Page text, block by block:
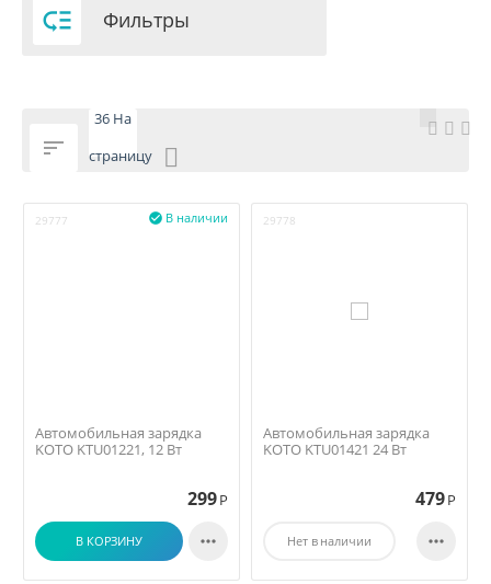
 Фильтры

36 На
страницу
29777 В наличии

Автомобильная зарядка
KOTO KTU01221, 12 Вт
299 Р
В КОРЗИНУ 
29778
Автомобильная зарядка
KOTO KTU01421 24 Вт
479 Р
Нет в наличии 